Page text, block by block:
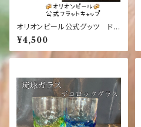
オリオンビール公式グッツ ドラ
フト缶デザイン フラットキャッ
プ 黒×赤 灰×黒【帽子】【定
番】【沖縄】【オリオン】【お土産】
¥4,500